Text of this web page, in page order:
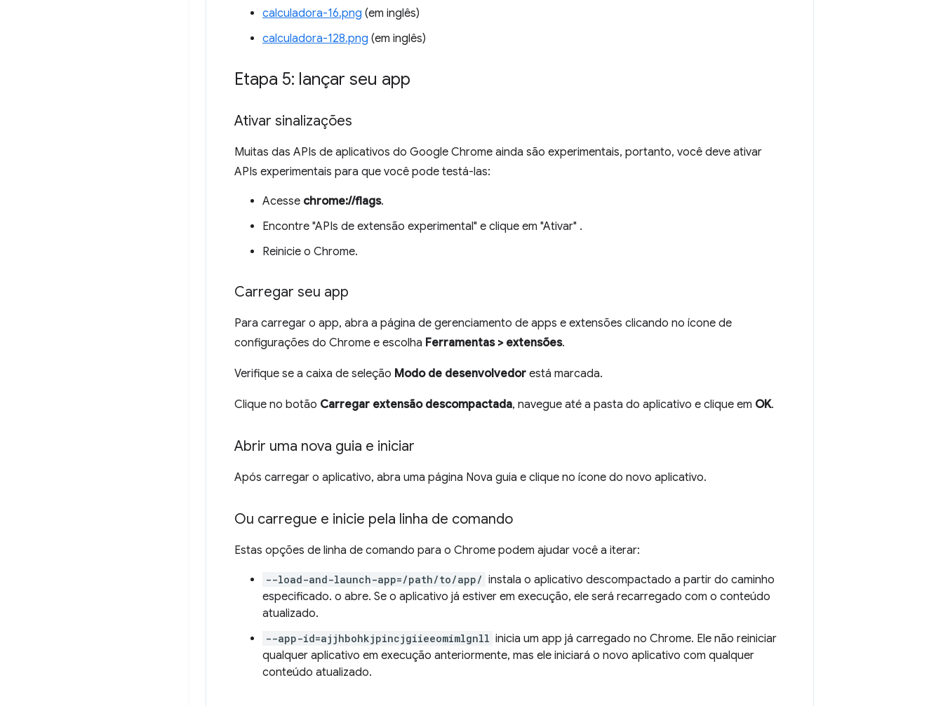
calculadora-16.png (em inglês)
calculadora-128.png (em inglês)
Etapa 5: lançar seu app
Ativar sinalizações
Muitas das APIs de aplicativos do Google Chrome ainda são experimentais, portanto, você deve ativar
APIs experimentais para que você pode testá-las:
Acesse chrome://flags.
Encontre "APIs de extensão experimental" e clique em "Ativar" .
Reinicie o Chrome.
Carregar seu app
Para carregar o app, abra a página de gerenciamento de apps e extensões clicando no ícone de
configurações do Chrome e escolha Ferramentas > extensões.
Verifique se a caixa de seleção Modo de desenvolvedor está marcada.
Clique no botão Carregar extensão descompactada, navegue até a pasta do aplicativo e clique em OK.
Abrir uma nova guia e iniciar
Após carregar o aplicativo, abra uma página Nova guia e clique no ícone do novo aplicativo.
Ou carregue e inicie pela linha de comando
Estas opções de linha de comando para o Chrome podem ajudar você a iterar:
--load-and-launch-app=/path/to/app/ instala o aplicativo descompactado a partir do caminho
especificado. o abre. Se o aplicativo já estiver em execução, ele será recarregado com o conteúdo
atualizado.
--app-id=ajjhbohkjpincjgiieeomimlgnll inicia um app já carregado no Chrome. Ele não reiniciar
qualquer aplicativo em execução anteriormente, mas ele iniciará o novo aplicativo com qualquer
conteúdo atualizado.